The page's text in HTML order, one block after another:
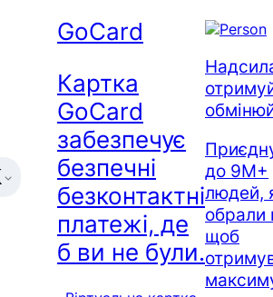
GoCard
Картка
GoCard
забезпечує
безпечні
безконтактні
платежі, де
б ви не були.
до 9M+
людей,
обрали
щоб